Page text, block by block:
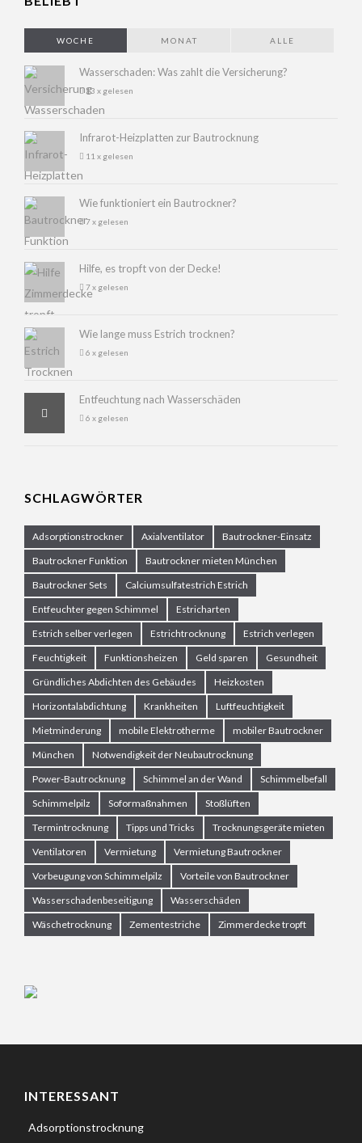
WOCHE MONAT ALLE
Wasserschaden: Was zahlt die Versicherung?
13 x gelesen
Infrarot-Heizplatten zur Bautrocknung
11 x gelesen
Wie funktioniert ein Bautrockner?
7 x gelesen
Hilfe, es tropft von der Decke!
7 x gelesen
Wie lange muss Estrich trocknen?
6 x gelesen
Entfeuchtung nach Wasserschäden
6 x gelesen
SCHLAGWÖRTER
Adsorptionstrockner Axialventilator
Bautrockner-Einsatz
Bautrockner Funktion
Bautrockner mieten München
Bautrockner Sets
Calciumsulfatestrich Estrich
Entfeuchter gegen Schimmel
Estricharten
Estrich selber verlegen
Estrichtrocknung
Estrich verlegen
Feuchtigkeit
Funktionsheizen Geld sparen
Gesundheit
Gründliches Abdichten des Gebäudes
Heizkosten
Horizontalabdichtung
Krankheiten
Luftfeuchtigkeit
Mietminderung
mobile Elektrotherme
mobiler Bautrockner
München
Notwendigkeit der Neubautrocknung
Power-Bautrocknung
Schimmel an der Wand
Schimmelbefall
Schimmelpilz
Soformaßnahmen
Stoßlüften
Termintrocknung
Tipps und Tricks
Trocknungsgeräte mieten
Ventilatoren
Vermietung
Vermietung Bautrockner
Vorbeugung von Schimmelpilz
Vorteile von Bautrockner
Wasserschadenbeseitigung
Wasserschäden
Wäschetrocknung
Zementestriche Zimmerdecke tropft
INTERESSANT
Adsorptionstrocknung